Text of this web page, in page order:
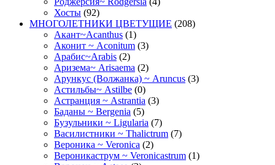
Хосты (92)
МНОГОЛЕТНИКИ ЦВЕТУЩИЕ (208)
Акант~Acanthus (1)
Аконит ~ Aconitum (3)
Арабис~Arabis (2)
Аризема~ Arisaema (2)
Арункус (Волжанка) ~ Aruncus (3)
Астильбы~ Astilbe (0)
Астранция ~ Astrantia (3)
Баданы ~ Bergenia (5)
Бузульники ~ Ligularia (7)
Василистники ~ Thalictrum (7)
Вероника ~ Veronica (2)
Вероникаструм ~ Veronicastrum (1)